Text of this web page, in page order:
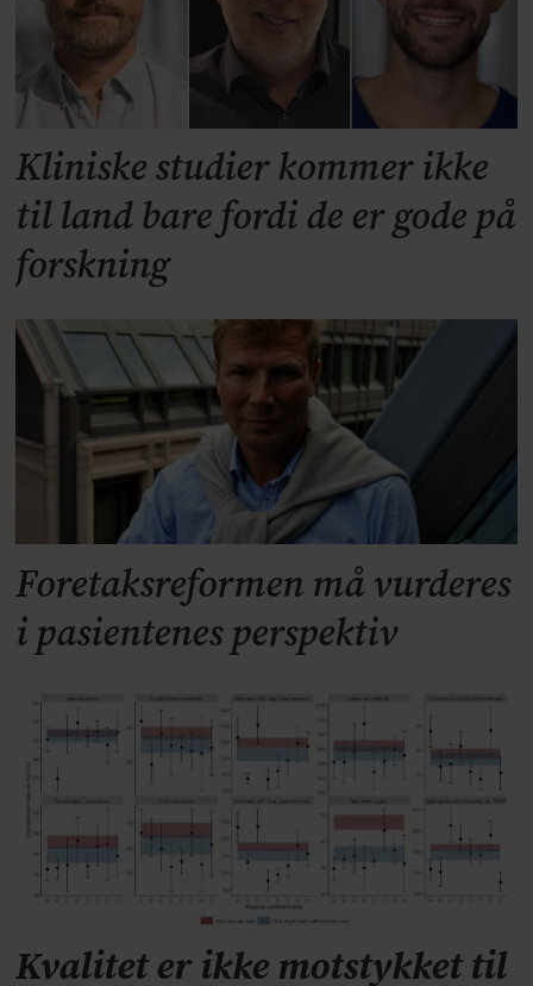
Kliniske studier kommer ikke
til land bare fordi de er gode på
forskning
Foretaksreformen må vurderes
i pasientenes perspektiv
Kvalitet er ikke motstykket til